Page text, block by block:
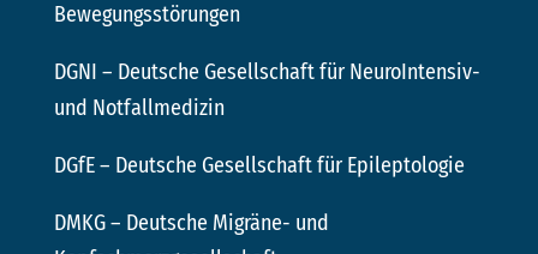
Bewegungsstörungen
DGNI – Deutsche Gesellschaft für NeuroIntensiv-
und Notfallmedizin
DGfE– Deutsche Gesellschaft für Epileptologie
DMKG– Deutsche Migräne- und